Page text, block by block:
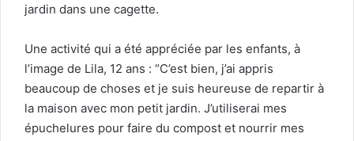
jardin dans une cagette.
Une activité qui a été appréciée par les enfants, à
l’image de Lila, 12 ans : “C’est bien, j’ai appris
beaucoup de choses et je suis heureuse de repartir à
la maison avec mon petit jardin. J’utiliserai mes
épuchelures pour faire du compost et nourrir mes